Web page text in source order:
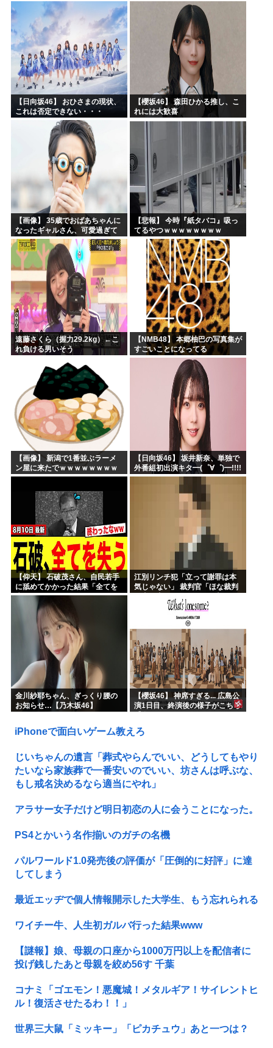
【日向坂46】 おひさまの現状、
これは否定できない・・・
【櫻坂46】 森田ひかる推し、こ
れには大歓喜
【画像】 35歳でおばあちゃんに
なったギャルさん、可愛過ぎて
嫉妬不可避w w w w w w w w w w
w
【悲報】 今時『紙タバコ』吸っ
てるやつｗｗｗｗｗｗｗｗ
遠藤さくら（握力29.2kg）←こ
れ負ける男いそう
【NMB48】 本郷柚巴の写真集が
すごいことになってる
【画像】 新潟で1番並ぶラーメ
ン屋に来たでｗｗｗｗｗｗｗｗ
【日向坂46】 坂井新奈、単独で
外番組初出演キタ━(゜∀゜)━!!!!
【仰天】 石破茂さん、自民若手
に舐めてかかった結果「全てを
失うｗｗｗｗｗ」
江別リンチ犯「立って謝罪は本
気じゃない」 裁判官「ほな裁判
ゃないな」
金川紗耶ちゃん、ぎっくり腰の
お知らせ…【乃木坂46】
【櫻坂46】 神席すぎる... 広島公
演1日目、終演後の様子がこちら
iPhoneで面白いゲーム教えろ
じいちゃんの遺言「葬式やらんでいい、どうしてもやり
たいなら家族葬で一番安いのでいい、坊さんは呼ぶな、
もし戒名決めるなら適当にやれ」
アラサー女子だけど明日初恋の人に会うことになった。
PS4とかいう名作揃いのガチの名機
パルワールド1.0発売後の評価が「圧倒的に好評」に達
してしまう
最近エッヂで個人情報開示した大学生、もう忘れられる
ワイチー牛、人生初ガルバ行った結果www
【謎報】娘、母親の口座から1000万円以上を配信者に
投げ銭したあと母親を絞め56す 千葉
コナミ「ゴエモン！悪魔城！メタルギア！サイレントヒ
ル！復活させたるわ！！」
世界三大鼠「ミッキー」「ピカチュウ」あと一つは？